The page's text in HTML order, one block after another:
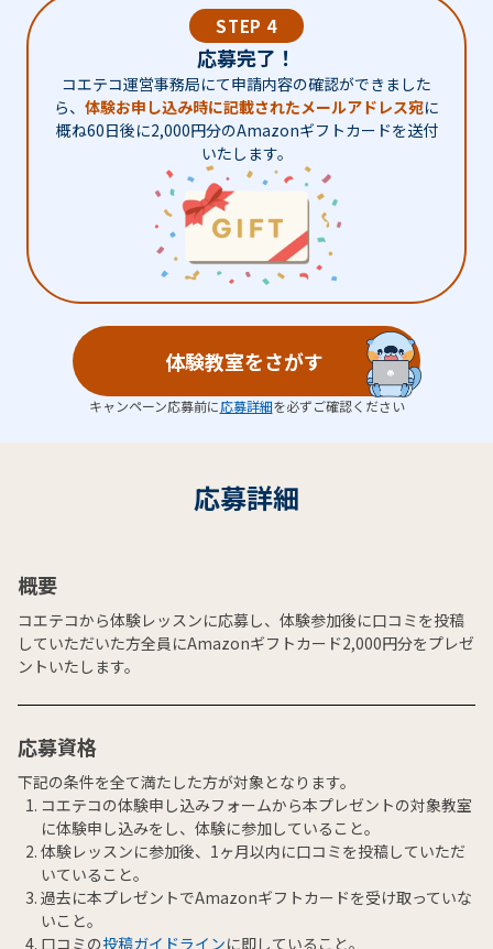
STEP 4
応募完了！
コエテコ運営事務局にて申請内容の確認ができました
ら、 体験お申し込み時に記載されたメールアドレス宛に
概ね60日後に2,000円分のAmazonギフトカードを送付
いたします。
体験教室をさがす
キャンペーン応募前に応募詳細を必ずご確認ください
応募詳細
概要
コエテコから体験レッスンに応募し、体験参加後に口コミを投稿
していただいた方全員にAmazonギフトカード2,000円分をプレゼ
ントいたします。
応募資格
下記の条件を全て満たした方が対象となります。
コエテコの体験申し込みフォームから本プレゼントの対象教室
に体験申し込みをし、体験に参加していること。
体験レッスンに参加後、1ヶ月以内に口コミを投稿していただ
いていること。
過去に本プレゼントでAmazonギフトカードを受け取っていな
いこと。
口コミの投稿ガイドラインに即していること。